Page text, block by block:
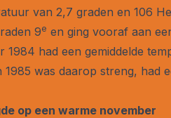
van 2,7 graden en 106
9e en ging vooraf aan
1984 had een gemiddelde
was daarop streng, had
op een warme november